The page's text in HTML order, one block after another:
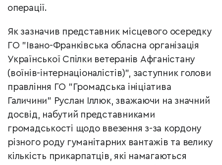
операції.
Як зазначив представник місцевого осередку
ГО "Івано-Франківська обласна організація
Української Спілки ветеранів Афганістану
(воїнів-інтернаціоналістів)", заступник голови
правління ГО "Громадська ініціатива
Галичини" Руслан Іллюк, зважаючи на значний
досвід, набутий представниками
громадськості щодо ввезення з-за кордону
різного роду гуманітарних вантажів та велику
кількість прикарпатців, які намагаються